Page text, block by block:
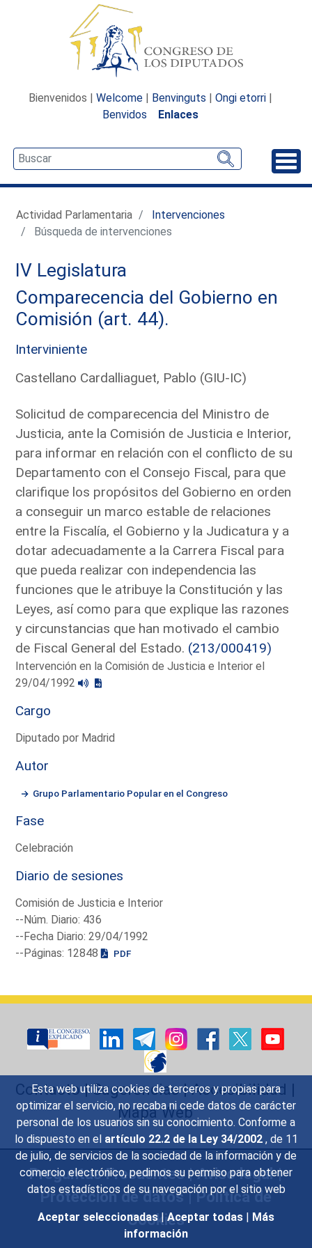
Esta web utiliza cookies de terceros y propias para
optimizar el servicio, no recaba ni cede datos de carácter
personal de los usuarios sin su conocimiento. Conforme a
lo dispuesto en el artículo 22.2 de la Ley 34/2002 , de 11
de julio, de servicios de la sociedad de la información y de
comercio electrónico, pedimos su permiso para obtener
datos estadísticos de su navegación por el sitio web
Aceptar seleccionadas | Aceptar todas | Más
información
Bienvenidos | Welcome | Benvinguts | Ongi etorri |
Benvidos
Enlaces
Actividad Parlamentaria
Intervenciones
Búsqueda de intervenciones
IV Legislatura
Comparecencia del Gobierno en
Comisión (art. 44).
Interviniente
Castellano Cardalliaguet, Pablo (GIU-IC)
Solicitud de comparecencia del Ministro de
Justicia, ante la Comisión de Justicia e Interior,
para informar en relación con el conflicto de su
Departamento con el Consejo Fiscal, para que
clarifique los propósitos del Gobierno en orden
a conseguir un marco estable de relaciones
entre la Fiscalía, el Gobierno y la Judicatura y a
dotar adecuadamente a la Carrera Fiscal para
que pueda realizar con independencia las
funciones que le atribuye la Constitución y las
Leyes, así como para que explique las razones
y circunstancias que han motivado el cambio
de Fiscal General del Estado. (213/000419)
Intervención en la Comisión de Justicia e Interior el
29/04/1992
Cargo
Diputado por Madrid
Autor
Grupo Parlamentario Popular en el Congreso
Fase
Celebración
Diario de sesiones
Comisión de Justicia e Interior
--Núm. Diario: 436
--Fecha Diario: 29/04/1992
--Páginas: 12848
PDF
Contacto|Sugerencias|Accesibilidad |
Mapa Web
Preguntas Frecuentes|Aviso legal|
Protección de datos|Política de
Cookies